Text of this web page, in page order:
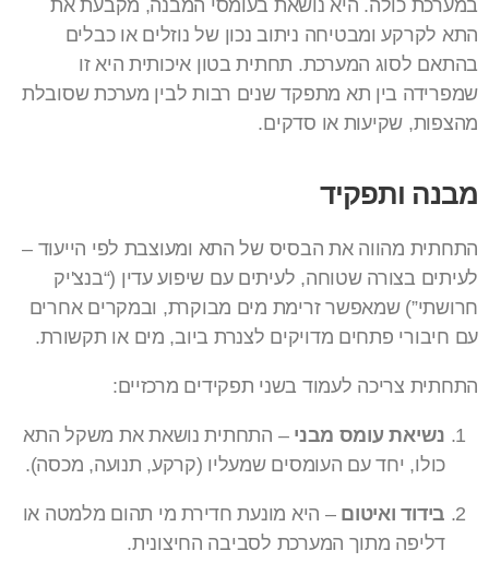
במערכת כולה. היא נושאת בעומסי המבנה, מקבעת את
התא לקרקע ומבטיחה ניתוב נכון של נוזלים או כבלים
בהתאם לסוג המערכת. תחתית בטון איכותית היא זו
שמפרידה בין תא מתפקד שנים רבות לבין מערכת שסובלת
מהצפות, שקיעות או סדקים.
מבנה ותפקיד
התחתית מהווה את הבסיס של התא ומעוצבת לפי הייעוד –
לעיתים בצורה שטוחה, לעיתים עם שיפוע עדין (“בנצ'יק
חרושתי”) שמאפשר זרימת מים מבוקרת, ובמקרים אחרים
עם חיבורי פתחים מדויקים לצנרת ביוב, מים או תקשורת.
התחתית צריכה לעמוד בשני תפקידים מרכזיים:
נשיאת עומס מבני – התחתית נושאת את משקל התא
כולו, יחד עם העומסים שמעליו (קרקע, תנועה, מכסה).
בידוד ואיטום – היא מונעת חדירת מי תהום מלמטה או
דליפה מתוך המערכת לסביבה החיצונית.